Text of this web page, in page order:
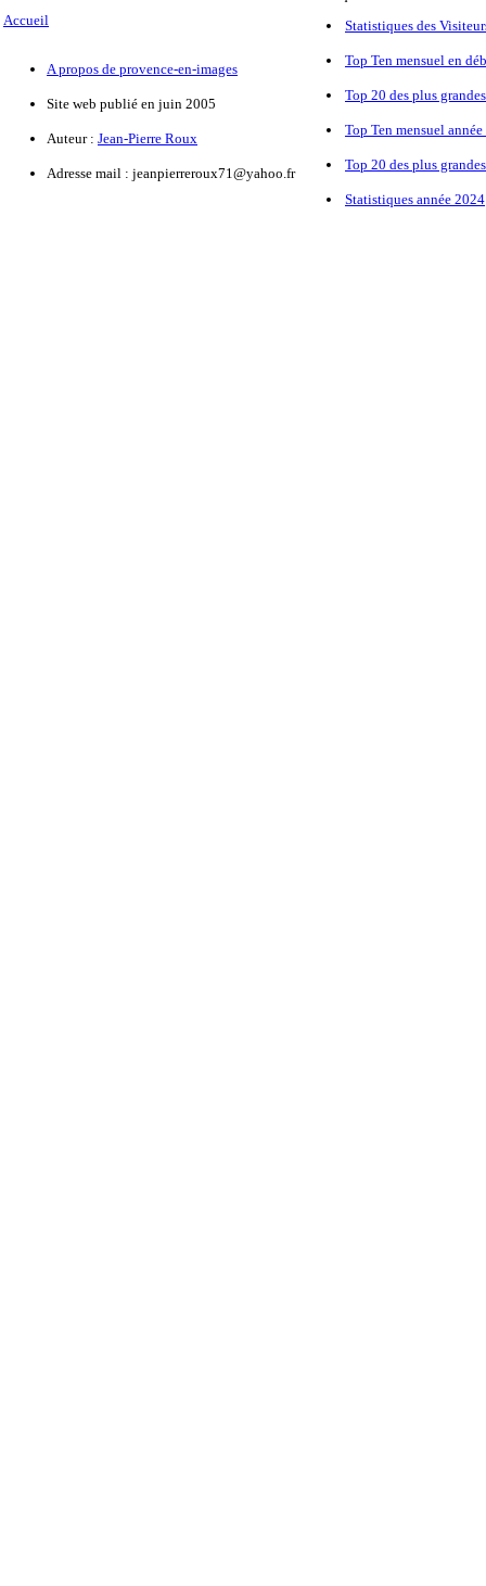
Accueil
A propos de provence-en-images
Site web publié en juin 2005
Auteur : Jean-Pierre Roux
Adresse mail : jeanpierreroux71@yahoo.fr
Statistiques des
Top Ten mensuel en
Top 20 des plus
Top Ten mensuel
Top 20 des plus
Statistiques année 2024